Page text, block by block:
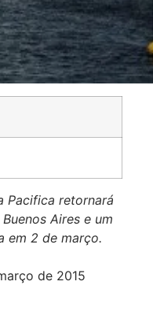
Pacifica retornará
Aires e um
em 2 de março.
de 2015